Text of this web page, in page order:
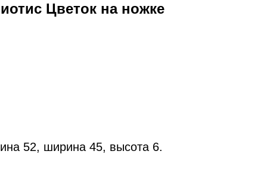
Цветок на ножке
52, ширина 45, высота 6.